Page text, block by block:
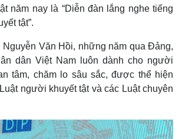
năm nay là “Diễn đàn lắng nghe tiếng
tật”.
Văn Hồi, những năm qua Đảng,
dân Việt Nam luôn dành cho người
tâm, chăm lo sâu sắc, được thể hiện
người khuyết tật và các Luật chuyên